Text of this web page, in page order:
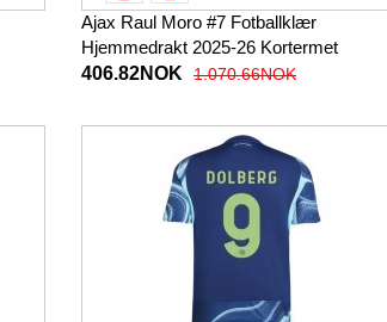
Ajax Raul Moro #7 Fotballklær
Hjemmedrakt 2025-26 Kortermet
406.82NOK
1.070.66NOK